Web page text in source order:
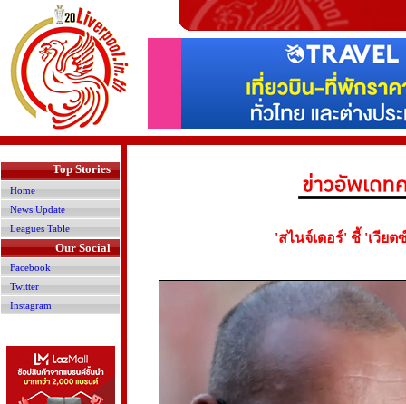
Top Stories
Home
News Update
Leagues Table
Our Social
Facebook
Twitter
Instagram
'สไนจ์เดอร์' ชี้ 'เวียต